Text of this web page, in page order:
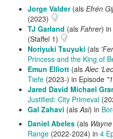
Jorge Valder(als Efrén
(2023)
TJ Garland (als Fahrer) in
(Staffel 1)
Noriyuki Tsuyuki (als
Princess and the King of
Emun Elliott (alsAlec
Tiefe (2023-) in Episode
Jared David Michael
Justified: City Primeval
Gal Zahavi (alsAsi) in
Daniel Abeles (als
Range (2022-2024) in 4